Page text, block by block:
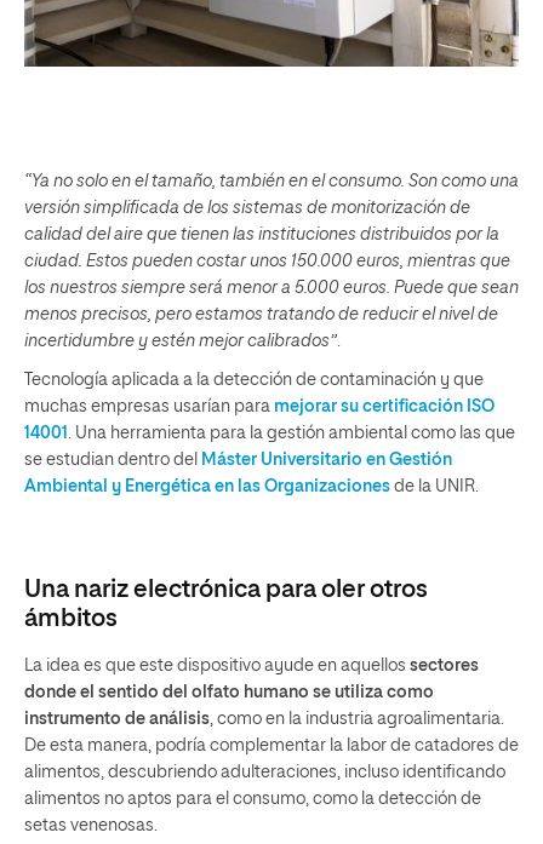
“Ya no solo en el tamaño, también en el consumo. Son como una
versión simplificada de los sistemas de monitorización de
calidad del aire que tienen las instituciones distribuidos por la
ciudad. Estos pueden costar unos 150.000 euros, mientras que
los nuestros siempre será menor a 5.000 euros. Puede que sean
menos precisos, pero estamos tratando de reducir el nivel de
incertidumbre y estén mejor calibrados”.
Tecnología aplicada a la detección de contaminación y que
muchas empresas usarían para mejorar su certificación ISO
14001 . Una herramienta para la gestión ambiental como las que
se estudian dentro del Máster Universitario en Gestión
Ambiental y Energética en las Organizaciones de la UNIR.
Una nariz electrónica para oler otros
ámbitos
La idea es que este dispositivo ayude en aquellos sectores
donde el sentido del olfato humano se utiliza como
instrumento de análisis, como en la industria agroalimentaria.
De esta manera, podría complementar la labor de catadores de
alimentos, descubriendo adulteraciones, incluso identificando
alimentos no aptos para el consumo, como la detección de
setas venenosas.